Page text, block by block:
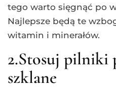
tego warto sięgnąć po
Najlepsze będą te
witamin i minerałów.
2.Stosuj pilniki
szklane